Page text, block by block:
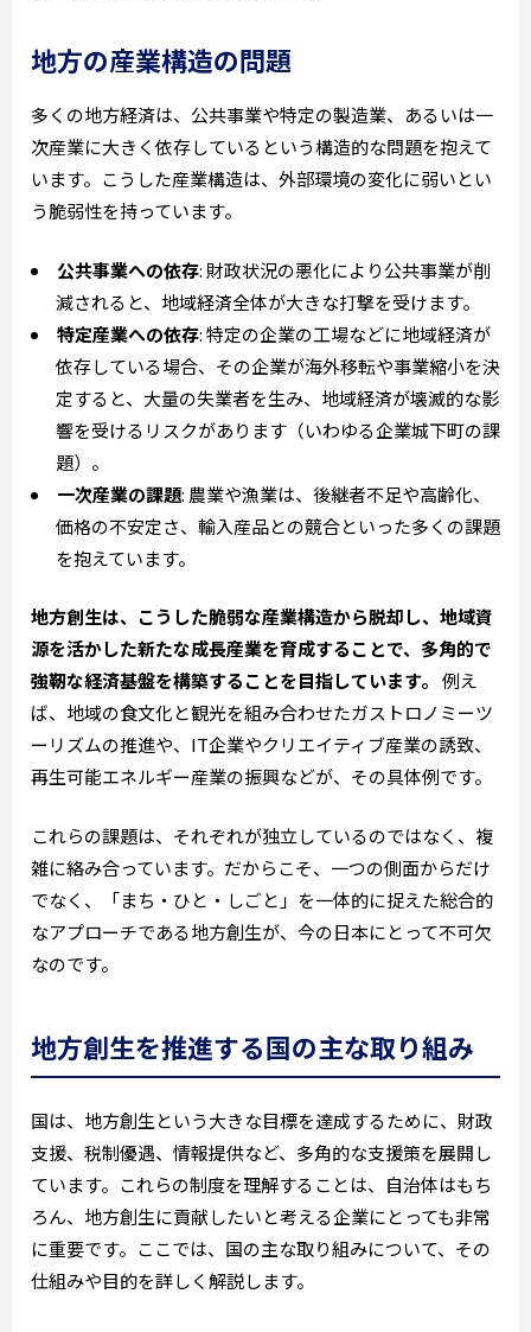
地方の産業構造の問題
多くの地方経済は、公共事業や特定の製造業、あるいは一
次産業に大きく依存しているという構造的な問題を抱えて
います。こうした産業構造は、外部環境の変化に弱いとい
う脆弱性を持っています。
公共事業への依存: 財政状況の悪化により公共事業が削
減されると、地域経済全体が大きな打撃を受けます。
特定産業への依存: 特定の企業の工場などに地域経済が
依存している場合、その企業が海外移転や事業縮小を決
定すると、大量の失業者を生み、地域経済が壊滅的な影
響を受けるリスクがあります（いわゆる企業城下町の課
題）。
一次産業の課題: 農業や漁業は、後継者不足や高齢化、
価格の不安定さ、輸入産品との競合といった多くの課題
を抱えています。
地方創生は、こうした脆弱な産業構造から脱却し、地域資
源を活かした新たな成長産業を育成することで、多角的で
強靭な経済基盤を構築することを目指しています。 例え
ば、地域の食文化と観光を組み合わせたガストロノミーツ
ーリズムの推進や、IT企業やクリエイティブ産業の誘致、
再生可能エネルギー産業の振興などが、その具体例です。
これらの課題は、それぞれが独立しているのではなく、複
雑に絡み合っています。だからこそ、一つの側面からだけ
でなく、「まち・ひと・しごと」を一体的に捉えた総合的
なアプローチである地方創生が、今の日本にとって不可欠
なのです。
地方創生を推進する国の主な取り組み
国は、地方創生という大きな目標を達成するために、財政
支援、税制優遇、情報提供など、多角的な支援策を展開し
ています。これらの制度を理解することは、自治体はもち
ろん、地方創生に貢献したいと考える企業にとっても非常
に重要です。ここでは、国の主な取り組みについて、その
仕組みや目的を詳しく解説します。